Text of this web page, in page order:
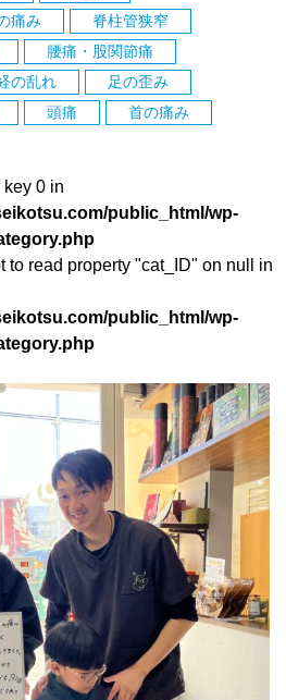
痛み
脊柱管狭窄
腰痛・股関節痛
の乱れ
足の歪み
頭痛 首の痛み
key 0 in
public_html/wp-
to read property "cat_ID" on null in
public_html/wp-